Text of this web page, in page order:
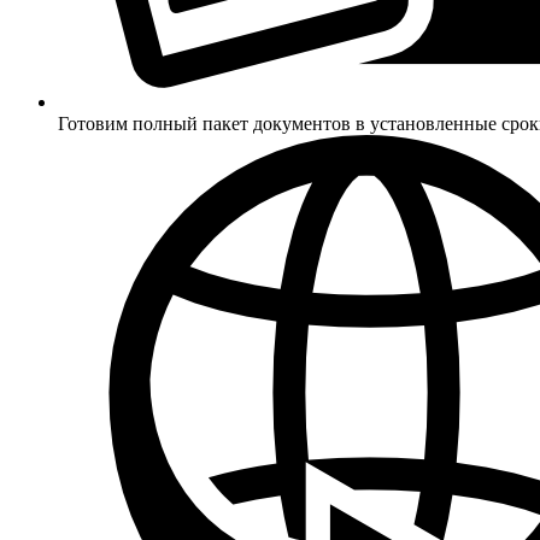
Готовим полный пакет документов в установленные